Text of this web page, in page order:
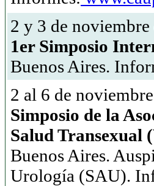
2 y 3 de noviembre
1er Simposio
Buenos Aires.
2 al 6 de
Simposio de la
Salud Transexual
Buenos Aires.
Urología (SAU).